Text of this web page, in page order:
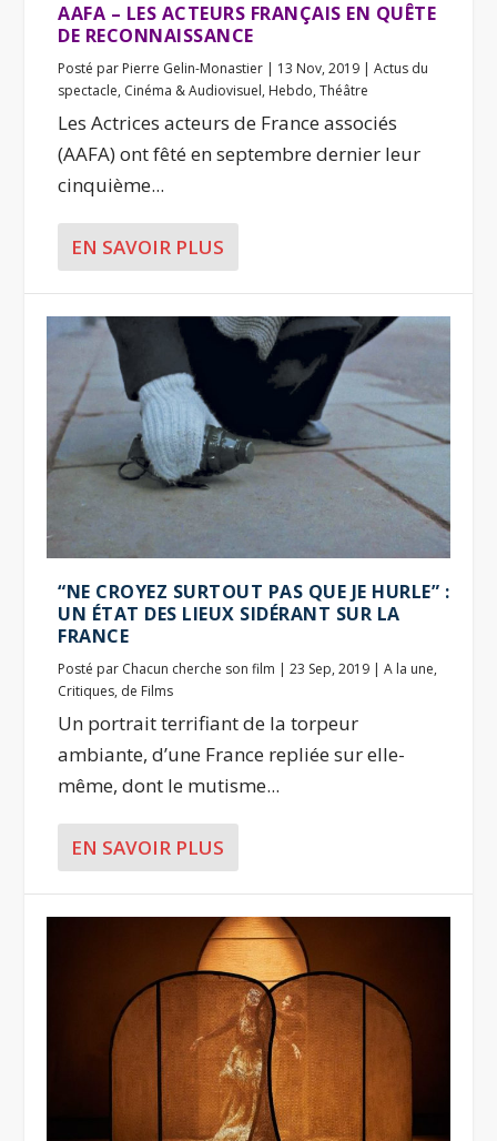
AAFA – LES ACTEURS FRANÇAIS EN QUÊTE
DE RECONNAISSANCE
Posté par Pierre Gelin-Monastier | 13 Nov, 2019 |Actus du
spectacle, Cinéma & Audiovisuel, Hebdo,Théâtre
Les Actrices acteurs de France associés
(AAFA) ont fêté en septembre dernier leur
cinquième...
EN SAVOIR PLUS
“NE CROYEZ SURTOUT PAS QUE JE HURLE” :
UN ÉTAT DES LIEUX SIDÉRANT SUR LA
FRANCE
Posté par Chacun cherche son film |23 Sep, 2019 |A la une,
Critiques, de Films
Un portrait terrifiant de la torpeur
ambiante, d’une France repliée sur elle-
même, dont le mutisme...
EN SAVOIR PLUS